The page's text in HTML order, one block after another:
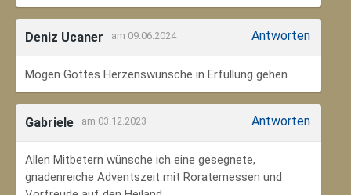
Deniz Ucaner am 09.06.2024 Antworten
Mögen Gottes Herzenswünsche in Erfüllung gehen
Gabriele am 03.12.2023 Antworten
Allen Mitbetern wünsche ich eine gesegnete,
gnadenreiche Adventszeit mit Roratemessen und